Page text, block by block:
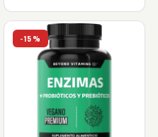
Enzimas + probióticos Y
-15%